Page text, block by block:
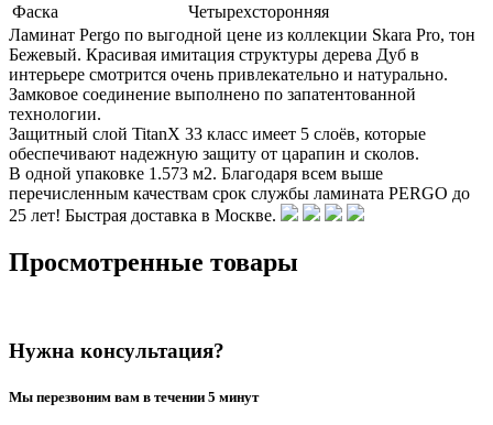
Фаска
Четырехсторонняя
Ламинат Pergo по выгодной цене из коллекции Skara Pro, тон
Бежевый. Красивая имитация структуры дерева Дуб в
интерьере смотрится очень привлекательно и натурально.
Замковое соединение выполнено по запатентованной
технологии.
Защитный слой TitanX 33 класс имеет 5 слоёв, которые
обеспечивают надежную защиту от царапин и сколов.
В одной упаковке 1.573 м2. Благодаря всем выше
перечисленным качествам срок службы ламината PERGO до
25 лет! Быстрая доставка в Москве.
Просмотренные товары
Нужна консультация?
Мы перезвоним вам в течении 5 минут